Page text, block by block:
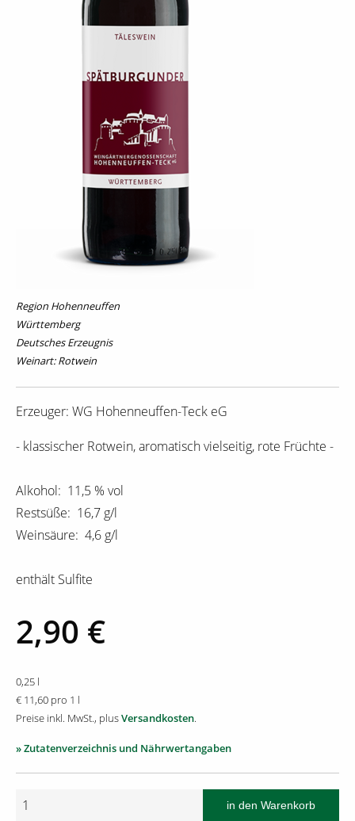
Region Hohenneuffen
Württemberg
Deutsches Erzeugnis
Weinart: Rotwein
Erzeuger: WG Hohenneuffen-Teck eG
- klassischer Rotwein, aromatisch vielseitig, rote Früchte -
Alkohol: 11,5 % vol
Restsüße: 16,7 g/l
Weinsäure: 4,6 g/l
enthält Sulfite
2,90 €
0,25 l
€ 11,60 pro 1 l
Preise inkl. MwSt., plusVersandkosten.
» Zutatenverzeichnis und Nährwertangaben